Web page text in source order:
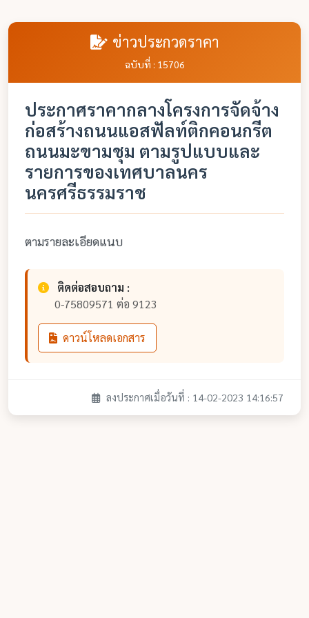
ข่าวประกวดราคา
ฉบับที่ : 15706
ประกาศราคากลางโครงการจัดจ้าง
ก่อสร้างถนนแอสฟัลท์ติกคอนกรีต
ถนนมะขามชุม ตามรูปแบบและ
รายการของเทศบาลนคร
นครศรีธรรมราช
ตามรายละเอียดแนบ
ติดต่อสอบถาม :
0-75809571 ต่อ 9123
ดาวน์โหลดเอกสาร
ลงประกาศเมื่อวันที่ : 14-02-2023 14:16:57